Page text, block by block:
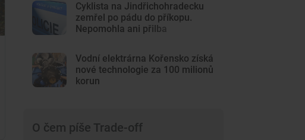
Cyklista na Jindřichohradecku
zemřel po pádu do příkopu.
Nepomohla ani přilba
Vodní elektrárna Kořensko získá
nové technologie za 100 milionů
korun
O čem píše Trade-off